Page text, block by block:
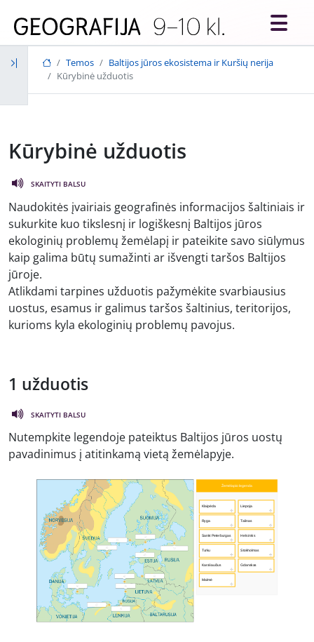
Temos
Baltijos jūros ekosistema ir Kuršių nerija
Kūrybinė užduotis
Kūrybinė užduotis
SKAITYTI BALSU
Naudokitės įvairiais geografinės informacijos šaltiniais ir
sukurkite kuo tikslesnį ir logiškesnį Baltijos jūros
ekologinių problemų žemėlapį ir pateikite savo siūlymus
kaip galima būtų sumažinti ar išvengti taršos Baltijos
jūroje.
Atlikdami tarpines užduotis pažymėkite svarbiausius
uostus, esamus ir galimus taršos šaltinius, teritorijos,
kurioms kyla ekologinių problemų pavojus.
1 užduotis
SKAITYTI BALSU
Nutempkite legendoje pateiktus Baltijos jūros uostų
pavadinimus į atitinkamą vietą žemėlapyje.